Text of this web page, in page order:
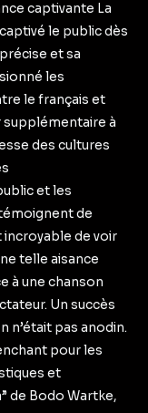
captivante La
le public dès
et sa
les
le français et
à
des cultures
et les
de
incroyable de voir
telle aisance
à une chanson
Un succès
n’était pas anodin.
pour les
et
de Bodo Wartke,